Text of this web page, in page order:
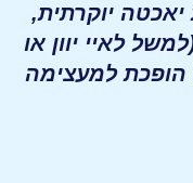
יוקרתית,
לאיי יוון או
הופכת למעצימה